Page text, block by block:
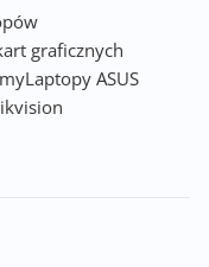
graficznych
Laptopy ASUS